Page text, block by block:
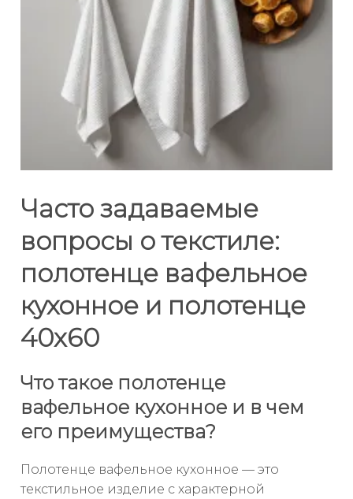
Часто задаваемые
вопросы о текстиле:
полотенце вафельное
кухонное и полотенце
40x60
Что такое полотенце
вафельное кухонное и в чем
его преимущества?
Полотенце вафельное кухонное — это
текстильное изделие с характерной